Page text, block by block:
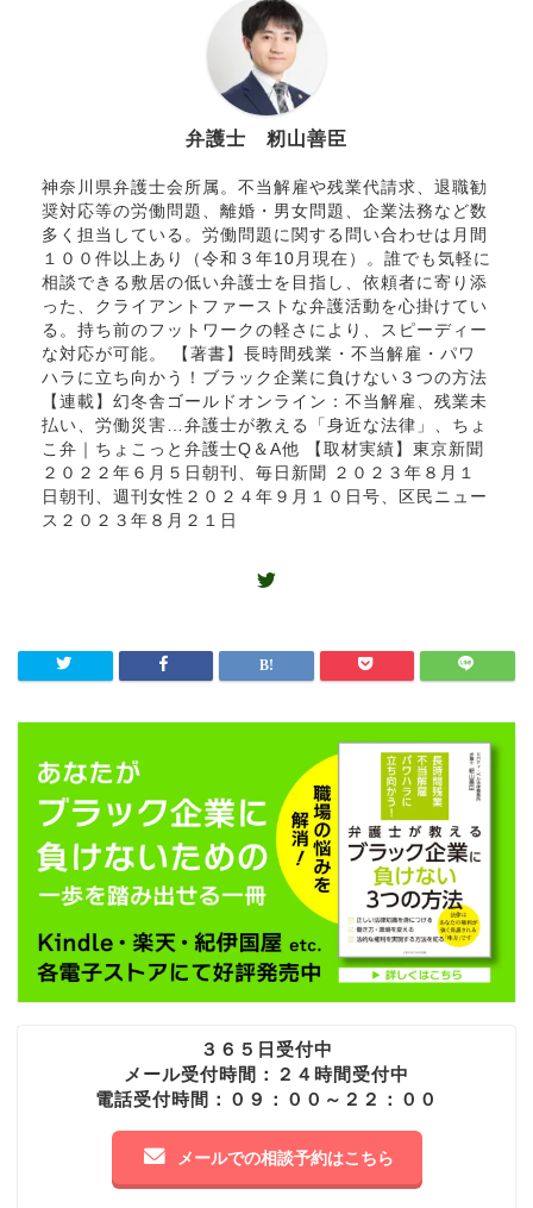
弁護士 籾山善臣
神奈川県弁護士会所属。不当解雇や残業代請求、退職勧
奨対応等の労働問題、離婚・男女問題、企業法務など数
多く担当している。労働問題に関する問い合わせは月間
１００件以上あり（令和３年10月現在）。誰でも気軽に
相談できる敷居の低い弁護士を目指し、依頼者に寄り添
った、クライアントファーストな弁護活動を心掛けてい
る。持ち前のフットワークの軽さにより、スピーディー
な対応が可能。 【著書】長時間残業・不当解雇・パワ
ハラに立ち向かう！ブラック企業に負けない３つの方法
【連載】幻冬舎ゴールドオンライン：不当解雇、残業未
払い、労働災害…弁護士が教える「身近な法律」、ちょ
こ弁｜ちょこっと弁護士Q＆A他 【取材実績】東京新聞
２０２２年６月５日朝刊、毎日新聞 ２０２３年８月１
日朝刊、週刊女性２０２４年９月１０日号、区民ニュー
ス２０２３年８月２１日
３６５日受付中
メール受付時間：２４時間受付中
電話受付時間：０９：００～２２：００
メールでの相談予約はこちら